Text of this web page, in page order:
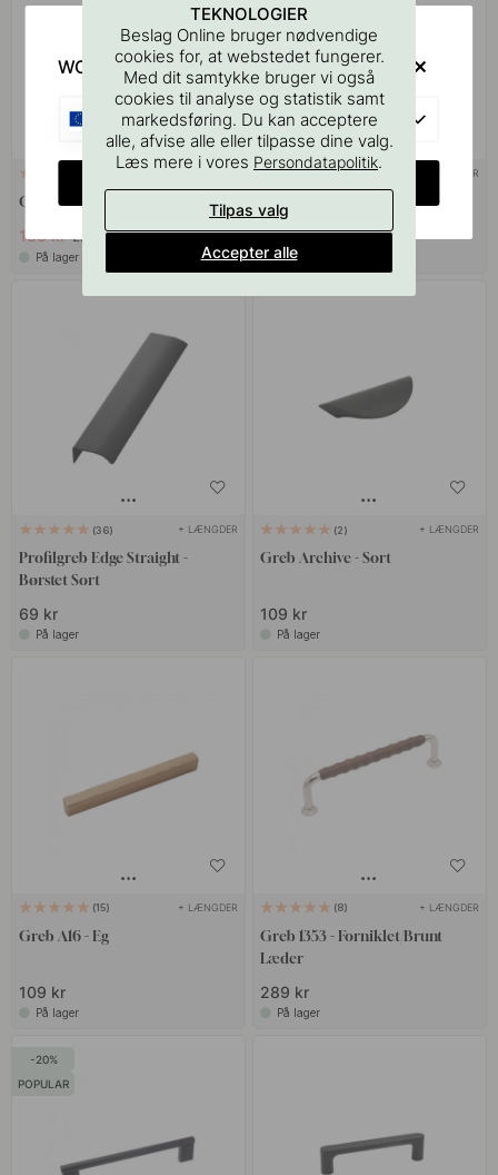
+ LÆNGDER
Greb Manor - Guld
183 kr 229 kr
På lager
5 + LÆNGDER
Greb Graf Mini - Messing
149 kr
På lager
36 + LÆNGDER
Profilgreb Edge Straight -
Børstet Sort
69 kr
På lager
2 + LÆNGDER
Greb Archive - Sort
109 kr
På lager
15 + LÆNGDER
Greb A16 - Eg
109 kr
På lager
8 + LÆNGDER
Greb 1353 - Forniklet/Brunt
Læder
289 kr
På lager
20
POPULAR
TEKNOLOGIER
Beslag Online bruger nødvendige
cookies for, at webstedet fungerer.
Med dit samtykke bruger vi også
cookies til analyse og statistik samt
markedsføring. Du kan acceptere
alle, afvise alle eller tilpasse dine valg.
Læs mere i vores Persondatapolitik.
Tilpas valg
Accepter alle
WOULD YOU RATHER VISIT?
EU